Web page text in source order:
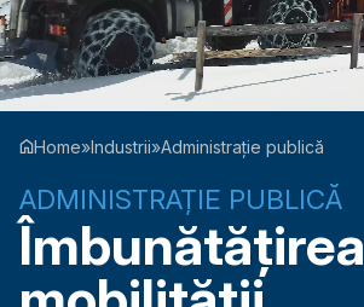
Home»Industrii»Administrație publică
ADMINISTRAȚIE PUBLICĂ
Îmbunătățirea